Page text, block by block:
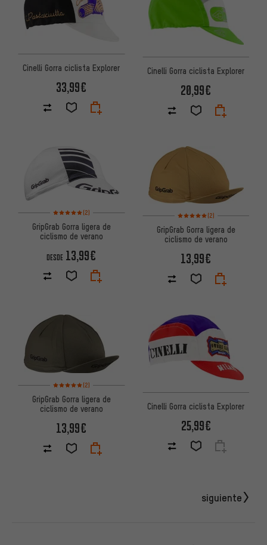
Cinelli Gorra ciclista Explorer
33,99€
Cinelli Gorra ciclista Explorer
20,99€
Valoración media: 5 de 5 basada en 2 reseñas
(2)
GripGrab Gorra ligera de
ciclismo de verano
DESDE 13,99€
Valoración media: 5 de 5
(2)
GripGrab Gorra ligera de
ciclismo de verano
13,99€
Valoración media: 5 de 5 basada en 2 reseñas
(2)
GripGrab Gorra ligera de
ciclismo de verano
13,99€
Cinelli Gorra ciclista Explorer
25,99€
siguiente